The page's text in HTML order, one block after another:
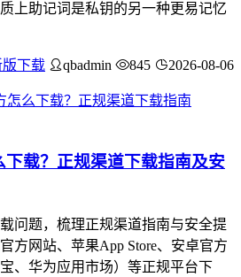
上助记词是私钥的另一种更易记忆
版下载 qbadmin 845 2026-08-06
载？正规渠道下载指南及安
问题，梳理正规渠道指南与安全提
方网站、苹果App Store、安卓官方
、华为应用市场）等正规平台下